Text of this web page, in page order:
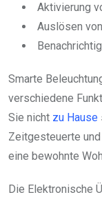
Aktivierung
Auslösen
Smarte
verschiedene
Sie nicht zu Hause
Zeitgesteuerte
eine bewohnte
Die Elektronische